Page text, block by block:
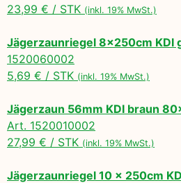
23,99 € / STK (inkl. 19% MwSt.)
Jägerzaunriegel 8x250cm KDI
1520060002
5,69 € / STK (inkl. 19% MwSt.)
Jägerzaun 56mm KDI braun
Art. 1520010002
27,99 € / STK (inkl. 19% MwSt.)
Jägerzaunriegel 10 x 250cm